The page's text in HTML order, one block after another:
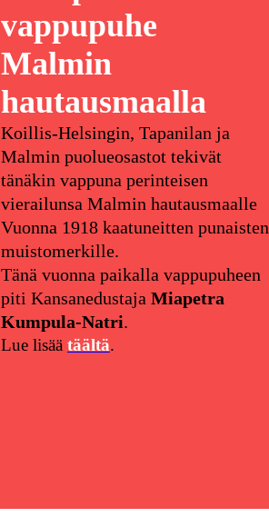
vappupuhe
Malmin
hautausmaalla
Koillis-Helsingin, Tapanilan ja
Malmin puolueosastot tekivät
tänäkin vappuna perinteisen
vierailunsa Malmin hautausmaalle
Vuonna 1918 kaatuneitten punaisten
muistomerkille.
Tänä vuonna paikalla vappupuheen
piti Kansanedustaja Miapetra
Kumpula-Natri.
Lue lisää täältä.